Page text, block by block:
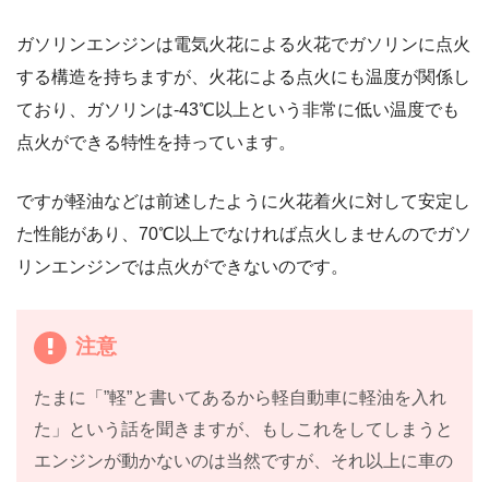
ガソリンエンジンは電気火花による火花でガソリンに点火
する構造を持ちますが、火花による点火にも温度が関係し
ており、ガソリンは-43℃以上という非常に低い温度でも
点火ができる特性を持っています。
ですが軽油などは前述したように火花着火に対して安定し
た性能があり、70℃以上でなければ点火しませんのでガソ
リンエンジンでは点火ができないのです。
注意
たまに「”軽”と書いてあるから軽自動車に軽油を入れ
た」という話を聞きますが、もしこれをしてしまうと
エンジンが動かないのは当然ですが、それ以上に車の